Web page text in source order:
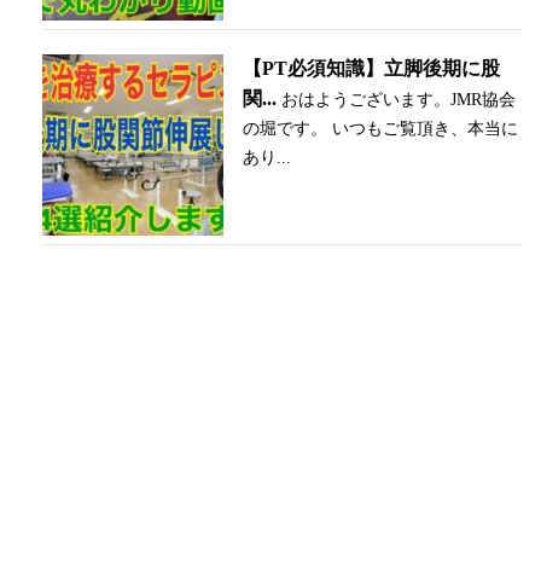
【PT必須知識】立脚後期に股
関... おはようございます。JMR協会
の堀です。 いつもご覧頂き、本当に
あり...